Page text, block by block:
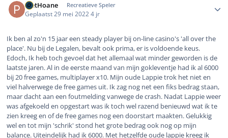
PietHoane Recreatieve Speler
Geplaatst 29 mei 20224 jr
Ik ben al zo'n 15 jaar een steady player bij on-line casino's 'all over the
place'. Nu bij de Legalen, bevalt ook prima, er is voldoende keus.
Edoch, Ik heb toch gevoel dat het allemaal wat minder geworden is de
laatste jaren. Al in de eerste maand van mijn gokleventje had ik al 6000
bij 20 free games, multiplayer x10. Mijn oude Lappie trok het niet en
viel halverwege de free games uit. Ik zag nog net een fiks bedrag staan,
maar dacht aan een foutmelding vanwege de crash. Nadat Lappie weer
was afgekoeld en opgestart was ik toch wel razend benieuwd wat ik te
zien kreeg en of de free games nog een doorstart maakten. Gelukkig
wel en tot mijn 'schrik' stond het grote bedrag ook nog op mijn
balance. Uiteindelijk had ik 6000. Met hetzelfde oude lappie kreeg ik